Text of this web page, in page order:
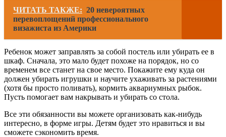
ЧИТАТЬ ТАКЖЕ: 20 невероятных
перевоплощений профессионального
визажиста из Америки
Ребенок может заправлять за собой постель или убирать ее в
шкаф. Сначала, это мало будет похоже на порядок, но со
временем все станет на свое место. Покажите ему куда он
должен убирать игрушки и научите ухаживать за растениями
(хотя бы просто поливать), кормить аквариумных рыбок.
Пусть помогает вам накрывать и убирать со стола.
Все эти обязанности вы можете организовать как-нибудь
интересно, в форме игры. Детям будет это нравиться и вы
сможете сэкономить время.